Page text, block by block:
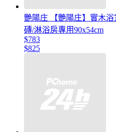
艷陽庄 【艷陽庄】實木
磚/淋浴房專用90x54cm
$783
$825